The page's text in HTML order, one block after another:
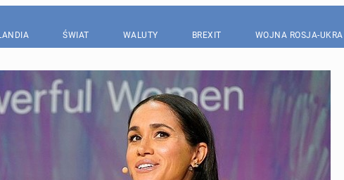
ŚWIAT WALUTY BREXIT WOJNA ROSJA-